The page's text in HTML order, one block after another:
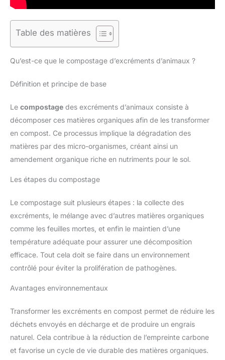
Table des matières
Qu’est-ce que le compostage d’excréments d’animaux ?
Définition et principe de base
Le compostage des excréments d’animaux consiste à
décomposer ces matières organiques afin de les transformer
en compost. Ce processus implique la dégradation des
matières par des micro-organismes, créant ainsi un
amendement organique riche en nutriments pour le sol.
Les étapes du compostage
Le compostage suit plusieurs étapes : la collecte des
excréments, le mélange avec d’autres matières organiques
comme les feuilles mortes, et enfin le maintien d’une
température adéquate pour assurer une décomposition
efficace. Tout cela doit se faire dans un environnement
contrôlé pour éviter la prolifération de pathogènes.
Avantages environnementaux
Transformer les excréments en compost permet de réduire les
déchets envoyés en décharge et de produire un engrais
naturel. Cela contribue à la réduction de l’empreinte carbone
et favorise un cycle de vie durable des matières organiques.